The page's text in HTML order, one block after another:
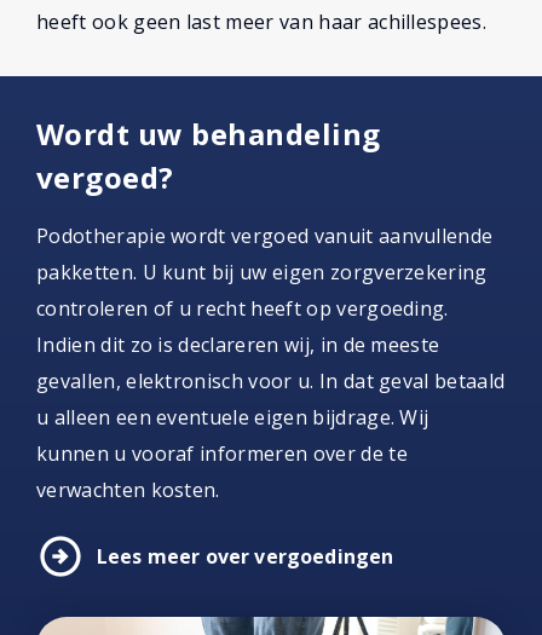
heeft ook geen last meer van haar achillespees.
Wordt uw behandeling
vergoed?
Podotherapie wordt vergoed vanuit aanvullende
pakketten. U kunt bij uw eigen zorgverzekering
controleren of u recht heeft op vergoeding.
Indien dit zo is declareren wij, in de meeste
gevallen, elektronisch voor u. In dat geval betaald
u alleen een eventuele eigen bijdrage. Wij
kunnen u vooraf informeren over de te
verwachten kosten.
arrow_circle_right Lees meer over vergoedingen